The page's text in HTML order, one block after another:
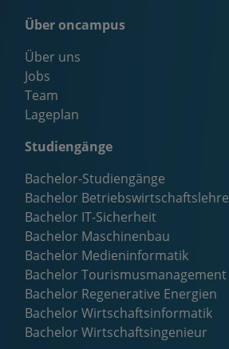
Über oncampus
Über uns
Jobs
Team
Lageplan
Studiengänge
Bachelor-Studiengänge
Bachelor Betriebswirtschaftslehre
Bachelor IT-Sicherheit
Bachelor Maschinenbau
Bachelor Medieninformatik
Bachelor Tourismusmanagement
Bachelor Regenerative Energien
Bachelor Wirtschaftsinformatik
Bachelor Wirtschaftsingenieur